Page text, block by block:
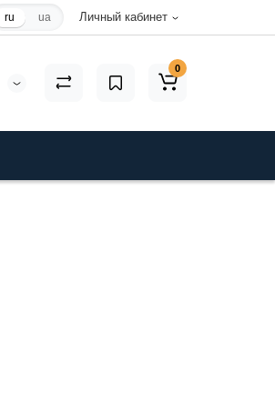
Личный кабинет
ru ua
0